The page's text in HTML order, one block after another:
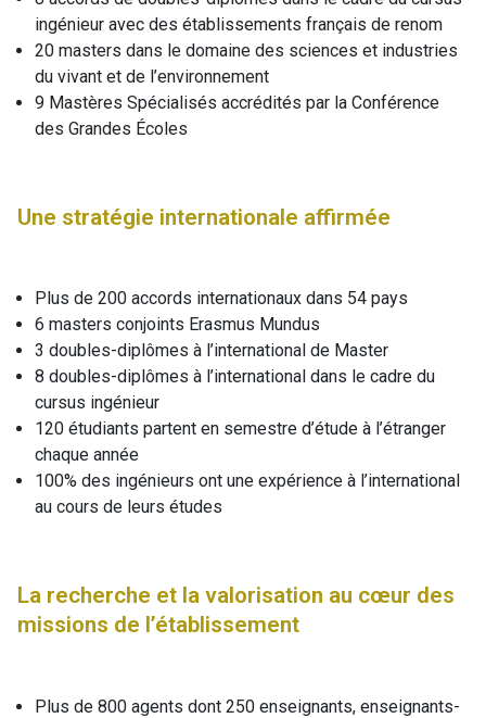
ingénieur avec des établissements français de renom
20 masters dans le domaine des sciences et industries
du vivant et de l’environnement
9 Mastères Spécialisés accrédités par la Conférence
des Grandes Écoles
Une stratégie internationale affirmée
Plus de 200 accords internationaux dans 54 pays
6 masters conjoints Erasmus Mundus
3 doubles-diplômes à l’international de Master
8 doubles-diplômes à l’international dans le cadre du
cursus ingénieur
120 étudiants partent en semestre d’étude à l’étranger
chaque année
100% des ingénieurs ont une expérience à l’international
au cours de leurs études
La recherche et la valorisation au cœur des
missions de l’établissement
Plus de 800 agents dont 250 enseignants, enseignants-